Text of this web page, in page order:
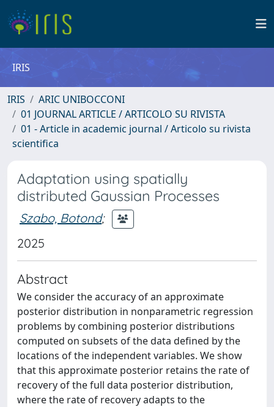
IRIS
IRIS
ARIC UNIBOCCONI
01 JOURNAL ARTICLE / ARTICOLO SU RIVISTA
01 - Article in academic journal / Articolo su rivista
scientifica
Adaptation using spatially
distributed Gaussian Processes
Szabo, Botond;
2025
Abstract
We consider the accuracy of an approximate
posterior distribution in nonparametric regression
problems by combining posterior distributions
computed on subsets of the data defined by the
locations of the independent variables. We show
that this approximate posterior retains the rate of
recovery of the full data posterior distribution,
where the rate of recovery adapts to the